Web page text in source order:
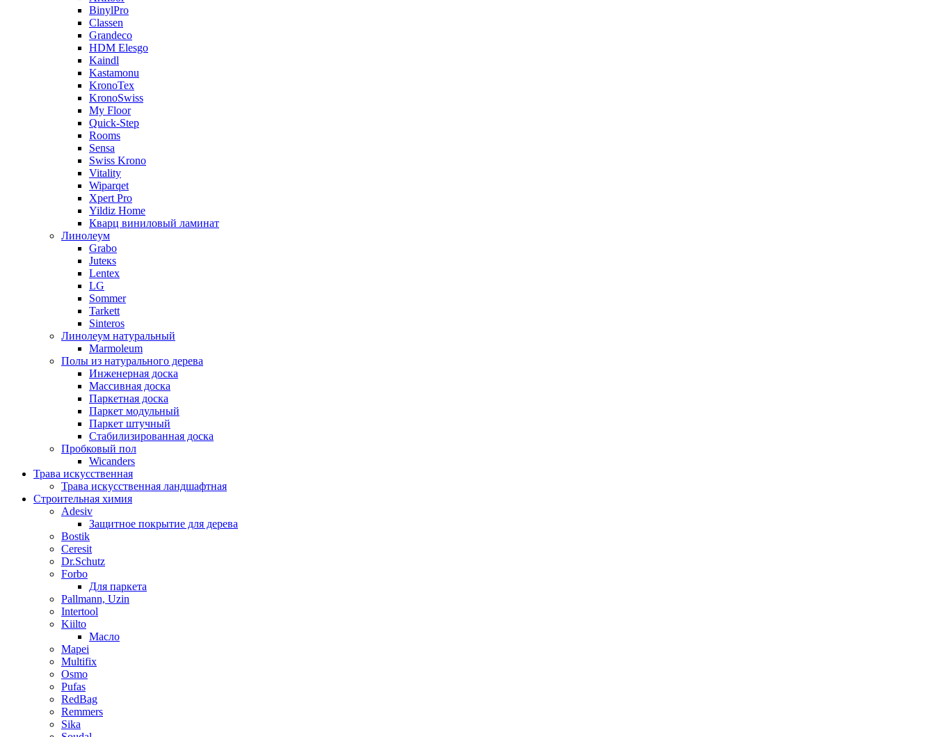
BinylPro
Classen
Grandeco
HDM Elesgo
Kaindl
Kastamonu
KronoTex
KronoSwiss
My Floor
Quick-Step
Rooms
Sensa
Swiss Krono
Vitality
Wiparqet
Xpert Pro
Yildiz Home
Кварц виниловый ламинат
Линолеум
Grabo
Juteкs
Lentex
LG
Sommer
Tarkett
Sinteros
Линолеум натуральный
Marmoleum
Полы из натурального дерева
Инженерная доска
Массивная доска
Паркетная доска
Паркет модульный
Паркет штучный
Стабилизированная доска
Пробковый пол
Wicanders
Трава искусственная
Трава искусственная ландшафтная
Строительная химия
Adesiv
Защитное покрытие для дерева
Bostik
Ceresit
Dr.Schutz
Forbo
Для паркета
Pallmann, Uzin
Intertool
Kiilto
Масло
Mapei
Multifix
Osmo
Pufas
RedBag
Remmers
Sika